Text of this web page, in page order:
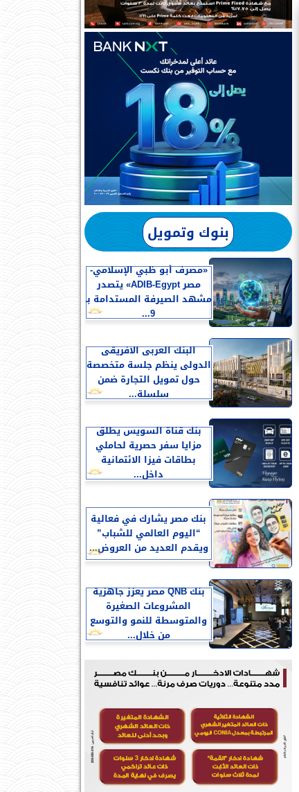
بنوك وتمويل
«مصرف أبو ظبي الإسلامي-
مصر ADIB-Egypt» يتصدر
مشهد الصيرفة المستدامة بـ
9...
البنك العربى الافريقى
الدولى ينظم جلسة متخصصة
حول تمويل التجارة ضمن
سلسلة...
بنك قناة السويس يطلق
مزايا سفر حصرية لحاملي
بطاقات فيزا الائتمانية
داخل...
بنك مصر يشارك في فعالية
“اليوم العالمي للشباب”
ويقدم العديد من العروض...
بنك QNB مصر يعزز جاهزية
المشروعات الصغيرة
والمتوسطة للنمو والتوسع
من خلال...